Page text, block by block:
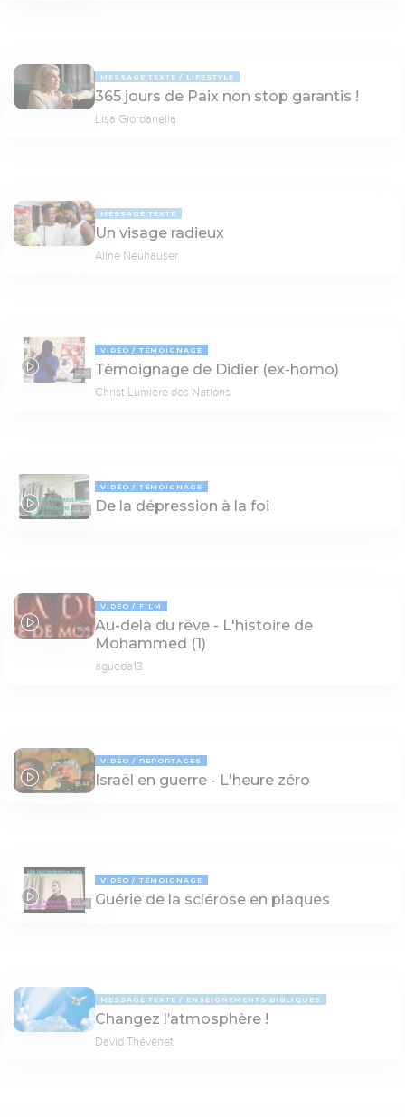
MESSAGE TEXTE LIFESTYLE
365 jours de Paix non stop garantis !
Lisa Giordanella
MESSAGE TEXTE
Un visage radieux
Aline Neuhauser
12:35
VIDÉO TÉMOIGNAGE
Témoignage de Didier (ex-homo)
Christ Lumière des Nations
02:26
VIDÉO TÉMOIGNAGE
De la dépression à la foi
15:16
VIDÉO FILM
Au-delà du rêve - L'histoire de
Mohammed (1)
agueda13
18:44
VIDÉO REPORTAGES
Israël en guerre - L'heure zéro
03:49
VIDÉO TÉMOIGNAGE
Guérie de la sclérose en plaques
MESSAGE TEXTE ENSEIGNEMENTS BIBLIQUES
Changez l’atmosphère !
David Thévenet